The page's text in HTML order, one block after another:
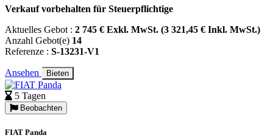
Verkauf vorbehalten für Steuerpflichtige
Aktuelles Gebot : 2 745 € Exkl. MwSt. (3 321,45 € Inkl. MwSt.)
Anzahl Gebot(e) 14
Referenze : S-13231-V1
Ansehen Bieten
5 Tagen
Beobachten
FIAT Panda